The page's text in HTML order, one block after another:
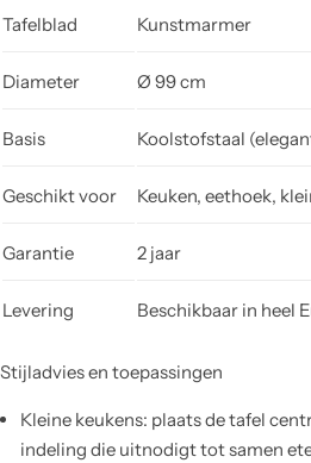
Tafelblad Kunstmarmer
Diameter Ø 99 cm
Basis Koolstofstaal
Geschikt voor Keuken, eethoek,
Garantie 2 jaar
Levering Beschikbaar in heel
Stijladvies en toepassingen
Kleine keukens: plaats de tafel
indeling die uitnodigt tot samen